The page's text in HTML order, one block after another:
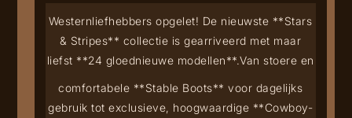
Westernliefhebbers opgelet! De nieuwste **Stars
& Stripes** collectie is gearriveerd met maar
liefst **24 gloednieuwe modellen**.Van stoere en
comfortabele **Stable Boots** voor dagelijks
gebruik tot exclusieve, hoogwaardige **Cowboy-